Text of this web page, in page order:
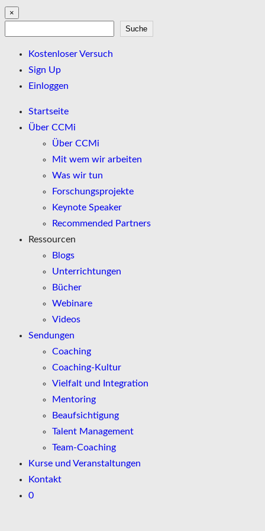
×
Suche
Kostenloser Versuch
Sign Up
Einloggen
Startseite
Über CCMi
Über CCMi
Mit wem wir arbeiten
Was wir tun
Forschungsprojekte
Keynote Speaker
Recommended Partners
Ressourcen
Blogs
Unterrichtungen
Bücher
Webinare
Videos
Sendungen
Coaching
Coaching-Kultur
Vielfalt und Integration
Mentoring
Beaufsichtigung
Talent Management
Team-Coaching
Kurse und Veranstaltungen
Kontakt
0